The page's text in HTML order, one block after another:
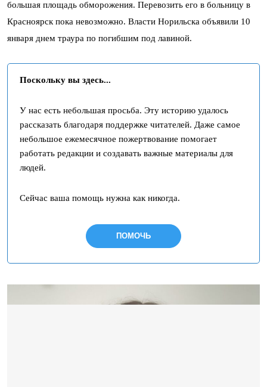
большая площадь обморожения. Перевозить его в больницу в
Красноярск пока невозможно. Власти Норильска объявили 10
января днем траура по погибшим под лавиной.
Поскольку вы здесь...
У нас есть небольшая просьба. Эту историю удалось
рассказать благодаря поддержке читателей. Даже самое
небольшое ежемесячное пожертвование помогает
работать редакции и создавать важные материалы для
людей.
Сейчас ваша помощь нужна как никогда.
ПОМОЧЬ